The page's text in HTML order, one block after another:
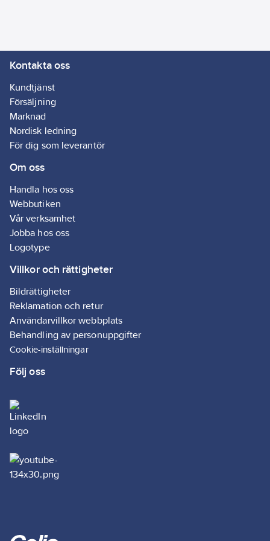
81265855
Materialklass GI59
Kontakta oss
Kundtjänst
Försäljning
Marknad
Nordisk ledning
För dig som leverantör
Om oss
Handla hos oss
Webbutiken
Vår verksamhet
Jobba hos oss
Logotype
Villkor och rättigheter
Bildrättigheter
Reklamation och retur
Användarvillkor webbplats
Behandling av personuppgifter
Cookie-inställningar
Följ oss